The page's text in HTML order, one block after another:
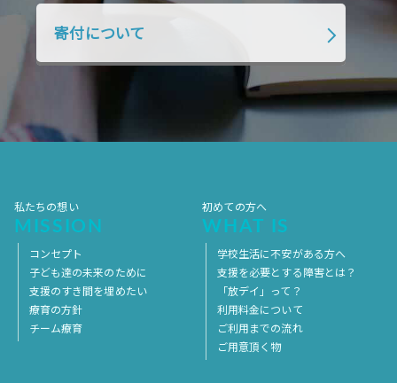
2018年4月 2018年3月 2018年2月
2018年1月 2017年12月
2017年10月 2017年9月 2017年8月
2017年5月
2017年4月
寄付について
私たちの想い
MISSION
コンセプト
子ども達の未来のために
支援のすき間を埋めたい
療育の方針
チーム療育
初めての方へ
WHAT IS
学校生活に不安がある方へ
支援を必要とする障害とは？
「放デイ」って？
利用料金について
ご利用までの流れ
ご用意頂く物